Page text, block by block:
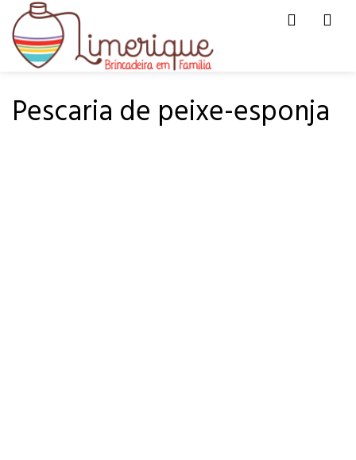
HOME DE TUDO UM POUCO
Pescaria de peixe-esponja